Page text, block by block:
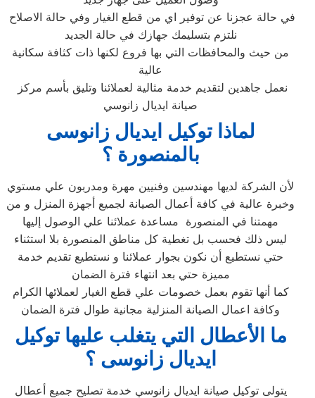
نلتزم بتسليمك جهازك في حالة الجديد
من حيث والمحافظات التي بها فروع لكنها ذات كثافة سكانية
عالية
صيانة ايديال زانوسي
لماذا توكيل ايديال زانوسى
بالمنصورة ؟
لأن الشركة لديها مهندسين وفنيين مهرة ومدربون علي مستوي
وخبرة عالية في كافة أعمال الصيانة لجميع أجهزة المنزل و من
مهمتنا في المنصورة مساعدة عملائنا علي الوصول إليها
ليس ذلك فحسب بل تغطية كل مناطق المنصورة بلا استثناء
حتي نستطيع أن نكون بجوار عملائنا و نستطيع تقديم خدمة
مميزة حتي بعد انتهاء فترة الضمان
كما أنها تقوم بعمل خصومات علي قطع الغيار لعملائها الكرام
وكافة اعمال الصيانة المنزلية مجانية طوال فترة الضمان
ما الأعطال التي يتغلب عليها توكيل
ايديال زانوسى ؟
يتولى توكيل صيانة ايديال زانوسي خدمة تصليح جميع أعطال